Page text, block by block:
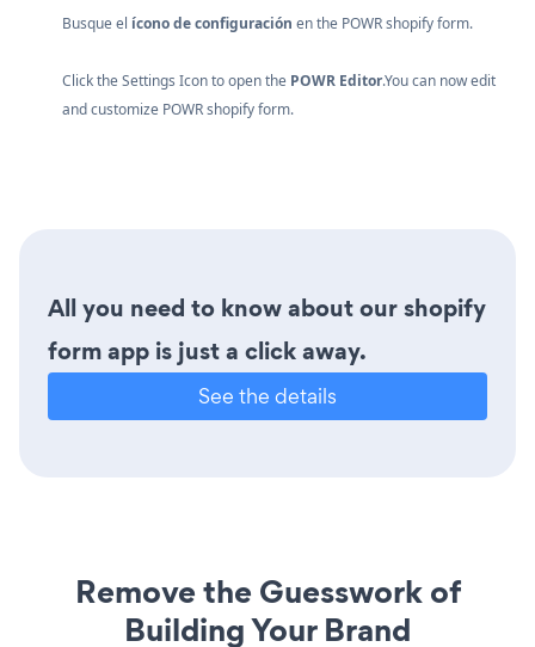
Busque el ícono de configuración en the POWR shopify form.
Click the Settings Icon to open the POWR Editor.You can now edit
and customize POWR shopify form.
All you need to know about our shopify
form app is just a click away.
See the details
Remove the Guesswork of
Building Your Brand